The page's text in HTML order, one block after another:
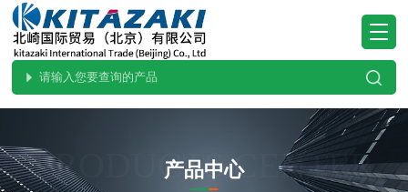
PRODUCTS CENTER
产品中心